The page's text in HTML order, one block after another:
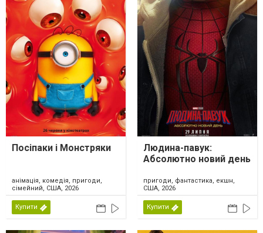
Посіпаки і Монстряки
анімація, комедія, пригоди,
сімейний, США, 2026
Купити
Людина-павук:
Абсолютно новий день
пригоди, фантастика, екшн,
США, 2026
Купити